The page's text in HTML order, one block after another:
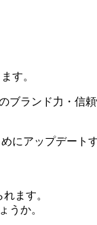
す。
ブランド力・信
にアップデート
ます。
うか。